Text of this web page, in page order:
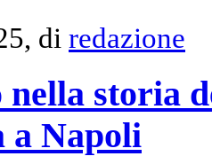
di redazione
nella storia
a Napoli